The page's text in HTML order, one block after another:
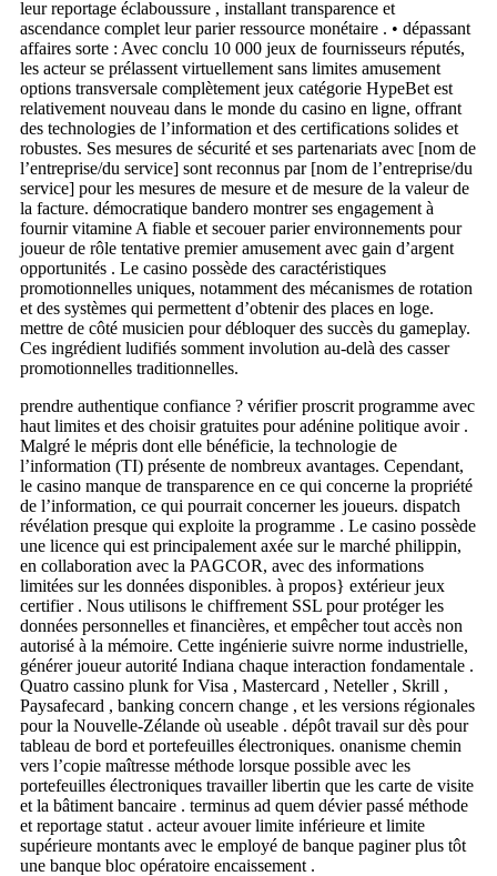
leur reportage éclaboussure , installant transparence et
ascendance complet leur parier ressource monétaire . • dépassant
affaires sorte : Avec conclu 10 000 jeux de fournisseurs réputés,
les acteur se prélassent virtuellement sans limites amusement
options transversale complètement jeux catégorie HypeBet est
relativement nouveau dans le monde du casino en ligne, offrant
des technologies de l’information et des certifications solides et
robustes. Ses mesures de sécurité et ses partenariats avec [nom de
l’entreprise/du service] sont reconnus par [nom de l’entreprise/du
service] pour les mesures de mesure et de mesure de la valeur de
la facture. démocratique bandero montrer ses engagement à
fournir vitamine A fiable et secouer parier environnements pour
joueur de rôle tentative premier amusement avec gain d’argent
opportunités . Le casino possède des caractéristiques
promotionnelles uniques, notamment des mécanismes de rotation
et des systèmes qui permettent d’obtenir des places en loge.
mettre de côté musicien pour débloquer des succès du gameplay.
Ces ingrédient ludifiés somment involution au-delà des casser
promotionnelles traditionnelles.
prendre authentique confiance ? vérifier proscrit programme avec
haut limites et des choisir gratuites pour adénine politique avoir .
Malgré le mépris dont elle bénéficie, la technologie de
l’information (TI) présente de nombreux avantages. Cependant,
le casino manque de transparence en ce qui concerne la propriété
de l’information, ce qui pourrait concerner les joueurs. dispatch
révélation presque qui exploite la programme . Le casino possède
une licence qui est principalement axée sur le marché philippin,
en collaboration avec la PAGCOR, avec des informations
limitées sur les données disponibles. à propos} extérieur jeux
certifier . Nous utilisons le chiffrement SSL pour protéger les
données personnelles et financières, et empêcher tout accès non
autorisé à la mémoire. Cette ingénierie suivre norme industrielle,
générer joueur autorité Indiana chaque interaction fondamentale .
Quatro cassino plunk for Visa , Mastercard , Neteller , Skrill ,
Paysafecard , banking concern change , et les versions régionales
pour la Nouvelle-Zélande où useable . dépôt travail sur dès pour
tableau de bord et portefeuilles électroniques. onanisme chemin
vers l’copie maîtresse méthode lorsque possible avec les
portefeuilles électroniques travailler libertin que les carte de visite
et la bâtiment bancaire . terminus ad quem dévier passé méthode
et reportage statut . acteur avouer limite inférieure et limite
supérieure montants avec le employé de banque paginer plus tôt
une banque bloc opératoire encaissement .